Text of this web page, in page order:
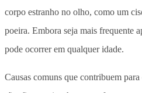
corpo estranho no olho, como um
poeira. Embora seja mais frequente
pode ocorrer em qualquer idade.
Causas comuns que contribuem